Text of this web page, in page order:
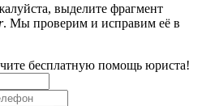
выделите фрагмент
. Мы проверим и исправим её в
бесплатную помощь юриста!